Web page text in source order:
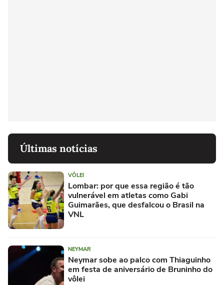
Últimas notícias
VÔLEI
Lombar: por que essa região é tão
vulnerável em atletas como Gabi
Guimarães, que desfalcou o Brasil na
VNL
NEYMAR
Neymar sobe ao palco com Thiaguinho
em festa de aniversário de Bruninho do
vôlei